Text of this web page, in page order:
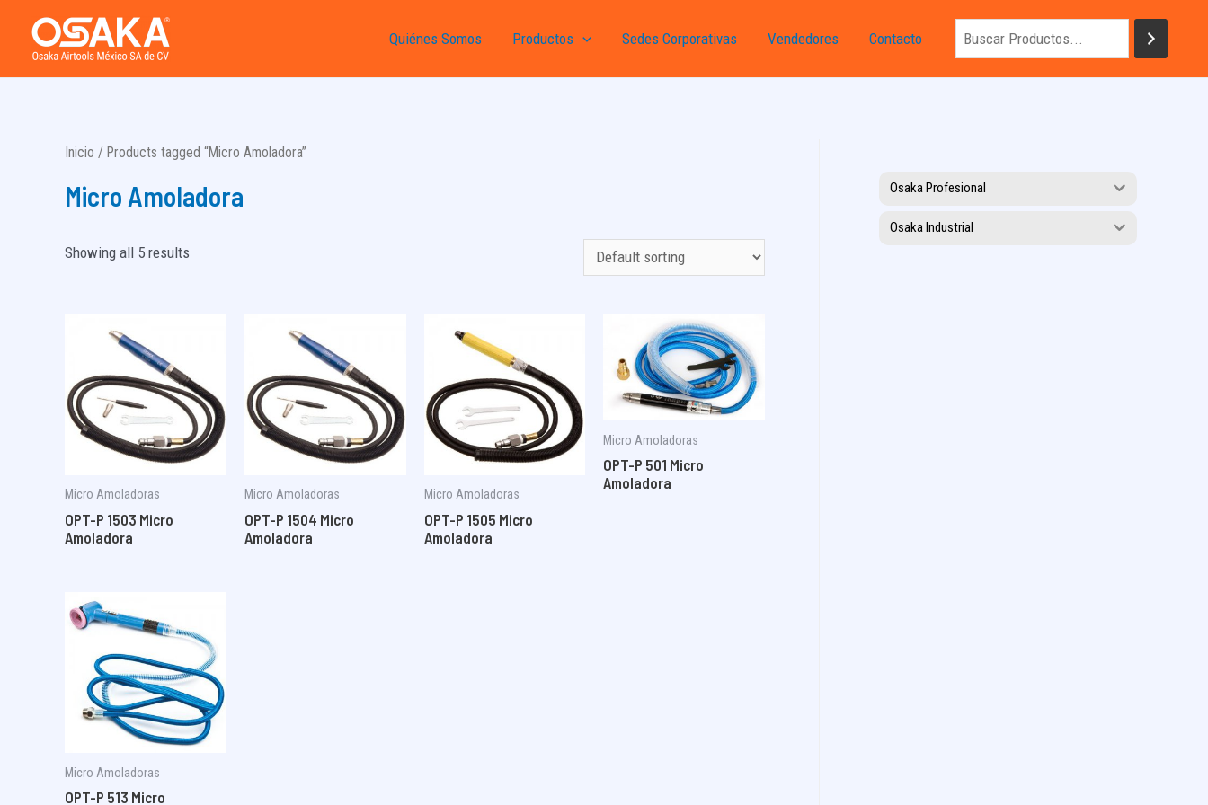
Quiénes Somos Productos Sedes Corporativas Vendedores Contacto
Inicio / Products tagged “Micro Amoladora”
Micro Amoladora
Showing all 5 results
Micro Amoladoras
OPT-P 1503 Micro
Amoladora
Micro Amoladoras
OPT-P 1504 Micro
Amoladora
Micro Amoladoras
OPT-P 1505 Micro
Amoladora
Micro Amoladoras
OPT-P 501 Micro
Amoladora
Micro Amoladoras
OPT-P 513 Micro
Osaka Profesional
Osaka Industrial